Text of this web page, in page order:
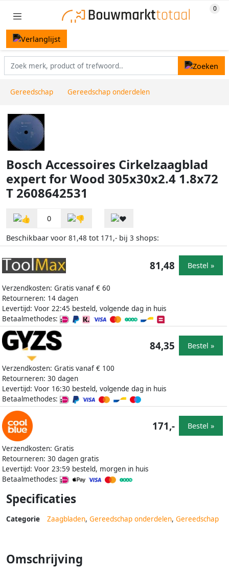
Gereedschap Gereedschap onderdelen
Bosch Accessoires Cirkelzaagblad
expert for Wood 305x30x2.4 1.8x72
T 2608642531
0
Beschikbaar voor 81,48 tot 171,- bij 3 shops:
Verzendkosten: Gratis vanaf € 60
Retourneren: 14 dagen
Levertijd: Voor 22:45 besteld, volgende dag in huis
Betaalmethodes:
81,48 Bestel »
Verzendkosten: Gratis vanaf € 100
Retourneren: 30 dagen
Levertijd: Voor 16:30 besteld, volgende dag in huis
Betaalmethodes:
84,35 Bestel »
Verzendkosten: Gratis
Retourneren: 30 dagen gratis
Levertijd: Voor 23:59 besteld, morgen in huis
Betaalmethodes:
171,- Bestel »
Specificaties
Categorie Zaagbladen, Gereedschap onderdelen, Gereedschap
Omschrijving